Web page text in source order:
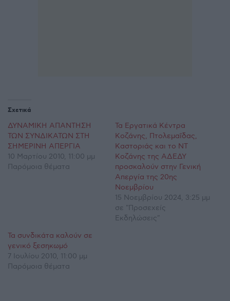
Σχετικά
ΔΥΝΑΜΙΚΗ ΑΠΑΝΤΗΣΗ
ΤΩΝ ΣΥΝΔΙΚΑΤΩΝ ΣΤΗ
ΣΗΜΕΡΙΝΗ ΑΠΕΡΓΙΑ
10 Μαρτίου 2010, 11:00 μμ
Παρόμοια θέματα
Τα Εργατικά Κέντρα
Κοζάνης, Πτολεμαΐδας,
Καστοριάς και το ΝΤ
Κοζάνης της ΑΔΕΔΥ
προσκαλούν στην Γενική
Απεργία της 20ης
Νοεμβρίου
15 Νοεμβρίου 2024, 3:25 μμ
σε "Προσεχείς
Εκδηλώσεις"
Τα συνδικάτα καλούν σε
γενικό ξεσηκωμό
7 Ιουλίου 2010, 11:00 μμ
Παρόμοια θέματα